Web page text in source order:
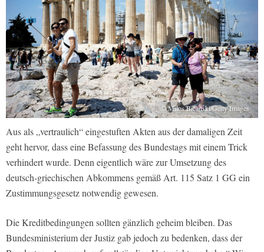
© Milos Bicanski/Getty Images
Aus als „vertraulich“ eingestuften Akten aus der damaligen Zeit
geht hervor, dass eine Befassung des Bundestags mit einem Trick
verhindert wurde. Denn eigentlich wäre zur Umsetzung des
deutsch-griechischen Abkommens gemäß Art. 115 Satz 1 GG ein
Zustimmungsgesetz notwendig gewesen.
Die Kreditbedingungen sollten gänzlich geheim bleiben. Das
Bundesministerium der Justiz gab jedoch zu bedenken, dass der